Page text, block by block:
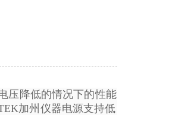
压降低的情况下的性能
加州仪器电源支持低